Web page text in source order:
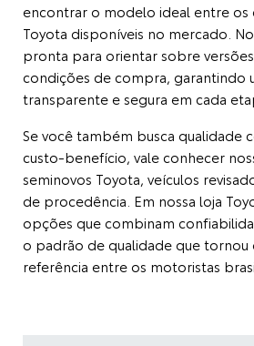
encontrar o modelo ideal entre os
Toyota disponíveis no mercado.
pronta para orientar sobre
condições de compra, garantindo
transparente e segura em cada
Se você também busca qualidade
custo-benefício, vale conhecer
seminovos Toyota, veículos
de procedência. Em nossa loja
opções que combinam
o padrão de qualidade que tornou
referência entre os motoristas